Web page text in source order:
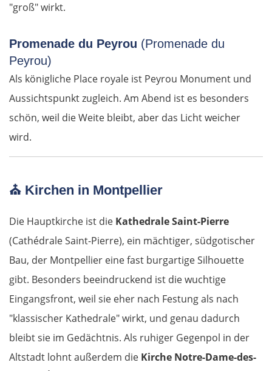
"groß" wirkt.
Promenade du Peyrou (Promenade du
Peyrou)
Als königliche Place royale ist Peyrou Monument und
Aussichtspunkt zugleich. Am Abend ist es besonders
schön, weil die Weite bleibt, aber das Licht weicher
wird.
⛪ Kirchen in Montpellier
Die Hauptkirche ist die Kathedrale Saint-Pierre
(Cathédrale Saint-Pierre), ein mächtiger, südgotischer
Bau, der Montpellier eine fast burgartige Silhouette
gibt. Besonders beeindruckend ist die wuchtige
Eingangsfront, weil sie eher nach Festung als nach
"klassischer Kathedrale" wirkt, und genau dadurch
bleibt sie im Gedächtnis. Als ruhiger Gegenpol in der
Altstadt lohnt außerdem die Kirche Notre-Dame-des-